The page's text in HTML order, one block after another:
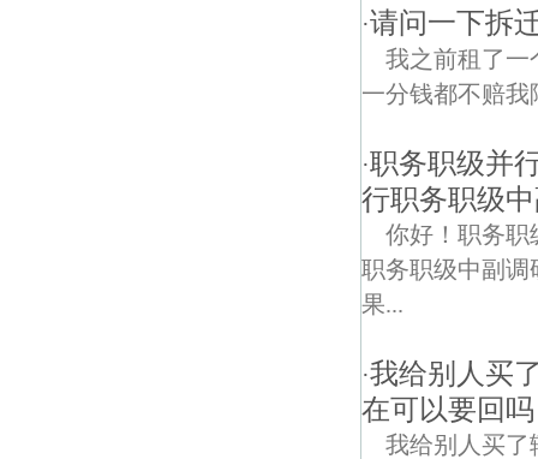
·请问一下拆
我之前租了一
一分钱都不赔
·职务职级并
行职务职级
你好！职务职
职务职级中副调
果...
·我给别人买
在可以要回
我给别人买了